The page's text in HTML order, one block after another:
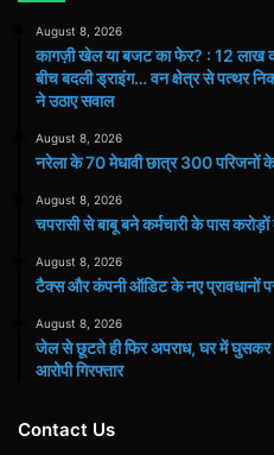
August 8, 2026
कागज़ी खेल या बजट का फेर? : 12 लाख
बीच बदली ड्राइंग… वन क्षेत्र से पत्थर
ने उठाए सवाल
August 8, 2026
नरेला के 70 मेधावी छात्र 300 परिजनों के
August 8, 2026
चपरासी से बाबू बने कर्मचारी के पास करोड़ों
August 8, 2026
टैक्स और कंपनी ऑडिट के नए प्रावधानों
August 8, 2026
जेल से छूटते ही फिर अपराध, घर में घुसकर
आरोपी गिरफ्तार
Contact Us